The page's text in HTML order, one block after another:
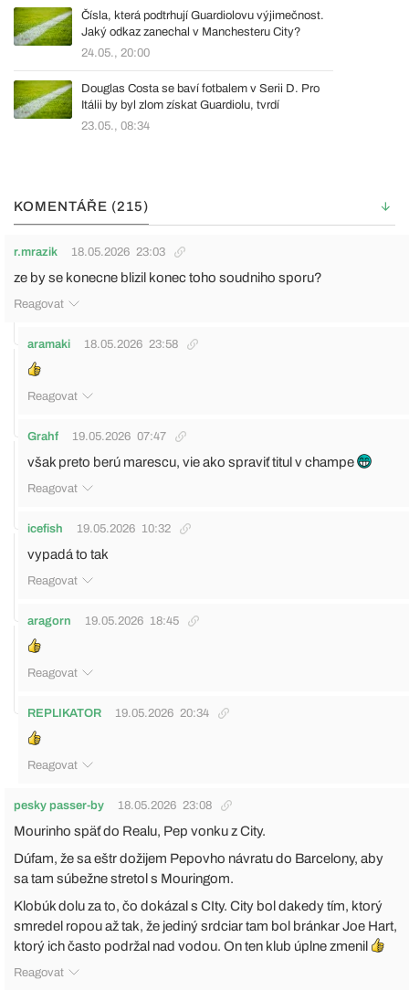
Čísla, která podtrhují Guardiolovu výjimečnost.
Jaký odkaz zanechal v Manchesteru City?
24.05., 20:00
Douglas Costa se baví fotbalem v Serii D. Pro
Itálii by byl zlom získat Guardiolu, tvrdí
23.05., 08:34
KOMENTÁŘE (215)
r.mrazik 18.05.2026 23:03
ze by se konecne blizil konec toho soudniho sporu?
Reagovat
aramaki 18.05.2026 23:58
Reagovat
Grahf 19.05.2026 07:47
však preto berú marescu, vie ako spraviť titul v champe
Reagovat
icefish 19.05.2026 10:32
vypadá to tak
Reagovat
aragorn 19.05.2026 18:45
Reagovat
REPLIKATOR 19.05.2026 20:34
Reagovat
pesky passer-by 18.05.2026 23:08
Mourinho späť do Realu, Pep vonku z City.
Dúfam, že sa eštr dožijem Pepovho návratu do Barcelony, aby
sa tam súbežne stretol s Mouringom.
Klobúk dolu za to, čo dokázal s CIty. City bol dakedy tím, ktorý
smredel ropou až tak, že jediný srdciar tam bol bránkar Joe Hart,
ktorý ich často podržal nad vodou. On ten klub úplne zmenil
Reagovat